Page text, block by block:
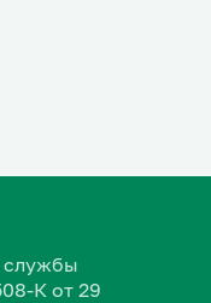
службы
К от 29